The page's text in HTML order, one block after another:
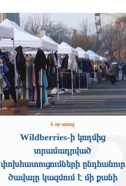
6 օր առաջ
Wildberries-ի կողմից
տրամադրված
փոխհատուցումների ընդհանուր
ծավալը կազմում է մի քանի